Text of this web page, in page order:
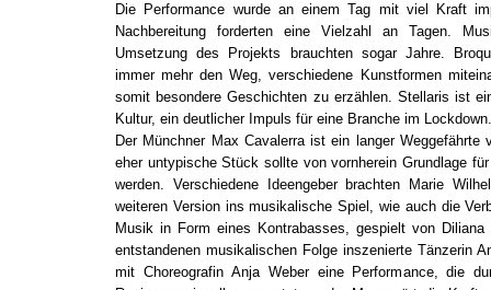
Die Performance wurde an einem Tag mit viel Kraft
Nachbereitung forderten eine Vielzahl an Tagen.
Umsetzung des Projekts brauchten sogar Jahre.
immer mehr den Weg, verschiedene Kunstformen
somit besondere Geschichten zu erzählen. Stellaris ist
Kultur, ein deutlicher Impuls für eine Branche im Lockdown.
Der Münchner Max Cavalerra ist ein langer Weggefährte
eher untypische Stück sollte von vornherein Grundlage
werden. Verschiedene Ideengeber brachten Marie
weiteren Version ins musikalische Spiel, wie auch die
Musik in Form eines Kontrabasses, gespielt von Diliana
entstandenen musikalischen Folge inszenierte Tänzerin
mit Choreografin Anja Weber eine Performance, die